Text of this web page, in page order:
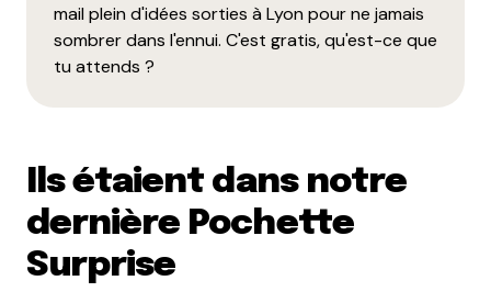
mail plein d'idées sorties à Lyon pour ne jamais
sombrer dans l'ennui. C'est gratis, qu'est-ce que
tu attends ?
Ils étaient dans notre
dernière Pochette
Surprise